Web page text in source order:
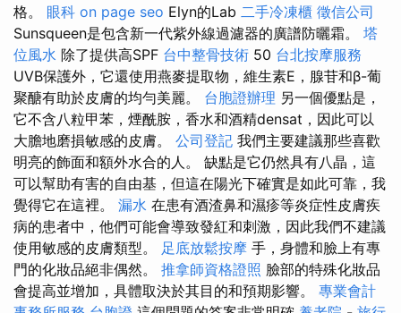
格。 眼科 on page seo Elyn的Lab 二手冷凍櫃 徵信公司
Sunsqueen是包含新一代紫外線過濾器的廣譜防曬霜。 塔
位風水 除了提供高SPF 台中整骨技術 50 台北按摩服務
UVB保護外，它還使用燕麥提取物，維生素E，腺苷和β-葡
聚醣有助於皮膚的均勻美麗。 台胞證辦理 另一個優點是，
它不含八粒甲苯，煙酰胺，香水和酒精densat，因此可以
大膽地磨損敏感的皮膚。 公司登記 我們主要建議那些喜歡
明亮的飾面和額外水合的人。 缺點是它仍然具有八晶，這
可以幫助有害的自由基，但這在陽光下確實是如此可靠，我
覺得它在這裡。 漏水 在患有酒渣鼻和濕疹等炎症性皮膚疾
病的患者中，他們可能會導致發紅和刺激，因此我們不建議
使用敏感的皮膚類型。 足底放鬆按摩 手，身體和臉上有專
門的化妝品絕非偶然。 推拿師資格證照 臉部的特殊化妝品
會提高並增加，具體取決於其目的和預期影響。 專業會計